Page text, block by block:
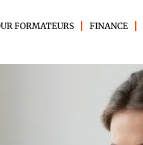
FORMATEURS FINANCE